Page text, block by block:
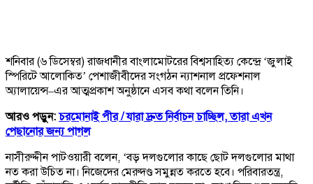
শনিবার (৬ ডিসেম্বর) রাজধানীর বাংলামোটরের বিশ্বসাহিত্য কেন্দ্রে ‘জুলাই
স্পিরিটে আলোকিত’ পেশাজীবীদের সংগঠন ন্যাশনাল প্রফেশনাল
অ্যালায়েন্স–এর আত্মপ্রকাশ অনুষ্ঠানে এসব কথা বলেন তিনি।
আরও পড়ুন:চরমোনাই পীর / যারা দ্রুত নির্বাচন চাচ্ছিল, তারা এখন
পেছানোর জন্য পাগল
নাসীরুদ্দীন পাটওয়ারী বলেন, ‘বড় দলগুলোর কাছে ছোট দলগুলোর মাথা
নত করা উচিত না। নিজেদের মেরুদণ্ড সমুন্নত করতে হবে। পরিবারতন্ত্র,